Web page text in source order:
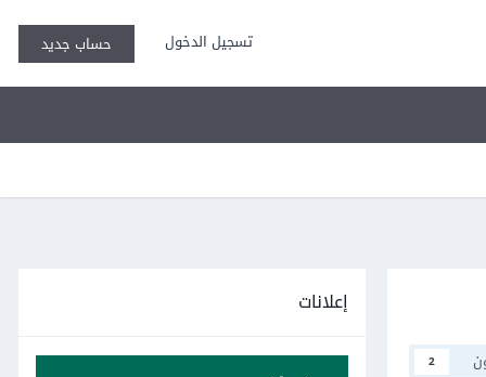
تسجيل الدخول حساب جديد
2
إعلانات